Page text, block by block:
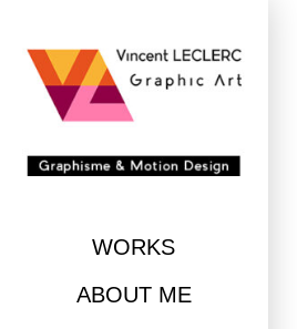
content
WORKS
ABOUT ME